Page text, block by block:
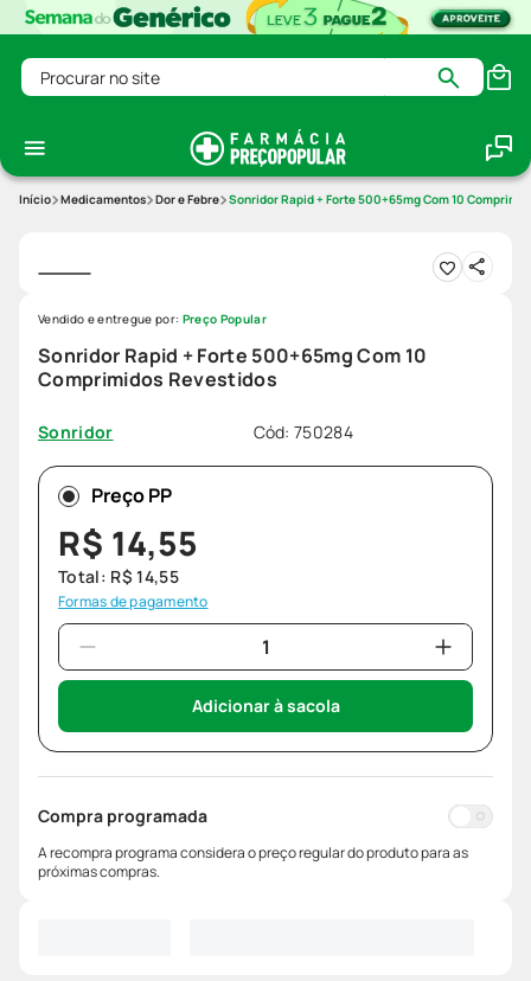
Procurar no site
Medicamentos Dor e Febre Sonridor Rapid + Forte 500+65mg Com 10
Sonridor Rapid + Forte 500+65mg Com 10
Comprimidos Revestidos
Sonridor Cód:750284
Vendido e entregue por: Preço Popular
Preço PP
R$ 14,55
Total: R$ 14,55
Formas de pagamento
Adicionar à sacola
Compra programada
A recompra programa considera o preço regular do produto para as
próximas compras.